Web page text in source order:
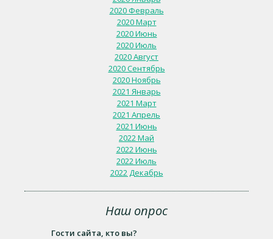
2020 Февраль
2020 Март
2020 Июнь
2020 Июль
2020 Август
2020 Сентябрь
2020 Ноябрь
2021 Январь
2021 Март
2021 Апрель
2021 Июнь
2022 Май
2022 Июнь
2022 Июль
2022 Декабрь
Наш опрос
Гости сайта, кто вы?